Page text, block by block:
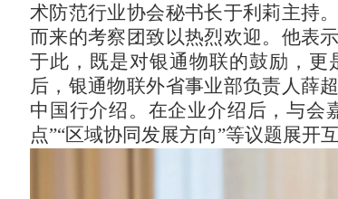
术防范行业协会秘书长于利莉主持
而来的考察团致以热烈欢迎。他表
于此，既是对银通物联的鼓励，
后，银通物联外省事业部负责人薛
中国行介绍。在企业介绍后，与会
点”“区域协同发展方向”等议题展开